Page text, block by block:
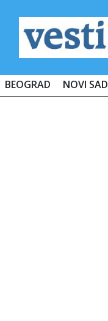
BEOGRAD NOVI SAD